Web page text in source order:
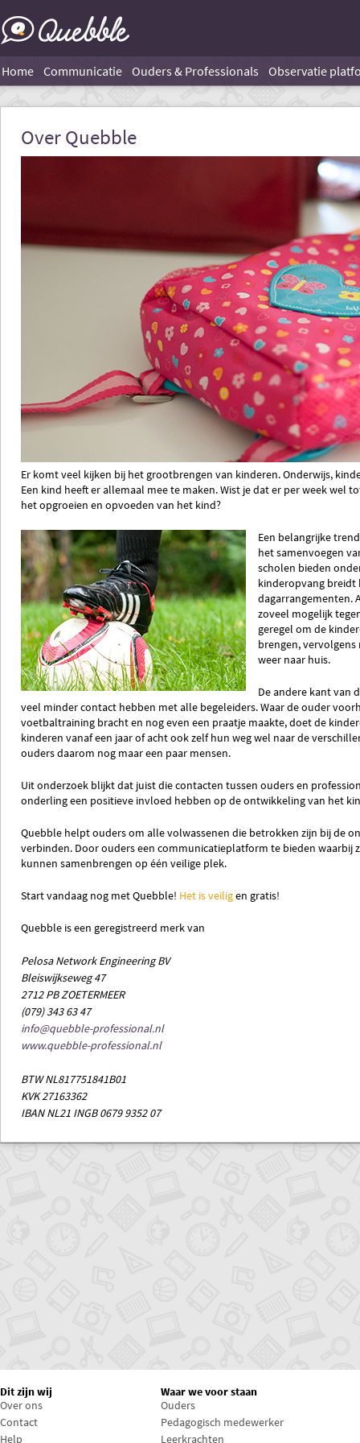
Home Communicatie Ouders & Professionals Observatie
Over Quebble
Er komt veel kijken bij het grootbrengen van kinderen. Onderwijs,
Een kind heeft er allemaal mee te maken. Wist je dat er per week wel
het opgroeien en opvoeden van het kind?
Een belangrijke
het samenvoegen
scholen bieden
kinderopvang breidt
dagarrangementen.
zoveel mogelijk
geregel om de
brengen,
weer naar huis.
De andere kant van
veel minder contact hebben met alle begeleiders. Waar de ouder
voetbaltraining bracht en nog even een praatje maakte, doet de
kinderen vanaf een jaar of acht ook zelf hun weg wel naar de
ouders daarom nog maar een paar mensen.
Uit onderzoek blijkt dat juist die contacten tussen ouders en
onderling een positieve invloed hebben op de ontwikkeling van het
Quebble helpt ouders om alle volwassenen die betrokken zijn bij de
verbinden. Door ouders een communicatieplatform te bieden waarbij
kunnen samenbrengen op één veilige plek.
Start vandaag nog met Quebble! Het is veiligen gratis!
Quebble is een geregistreerd merk van
Pelosa Network Engineering BV
Bleiswijkseweg 47
2712 PB ZOETERMEER
(079) 343 63 47
info@quebble-professional.nl
www.quebble-professional.nl
BTW NL817751841B01
KVK 27163362
IBAN NL21 INGB 0679 9352 07
Dit zijn wij
Over ons
Contact
Help
Waar we voor staan
Ouders
Pedagogisch medewerker
Leerkrachten